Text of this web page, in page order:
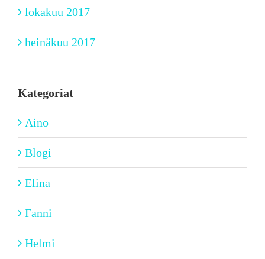
lokakuu 2017
heinäkuu 2017
Kategoriat
Aino
Blogi
Elina
Fanni
Helmi